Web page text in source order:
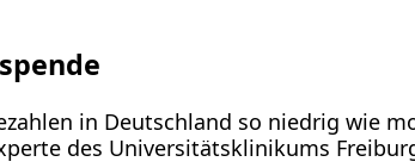
in Deutschland so niedrig wie
des Universitätsklinikums